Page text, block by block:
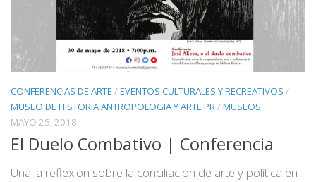
CONFERENCIAS DE ARTE /EVENTOS CULTURALES Y RECREATIVOS /
MUSEO DE HISTORIA ANTROPOLOGIA Y ARTE PR /MUSEOS
MAYO 25, 2018
El Duelo Combativo | Conferencia
Una la reflexión sobre la conciliación de arte y política en